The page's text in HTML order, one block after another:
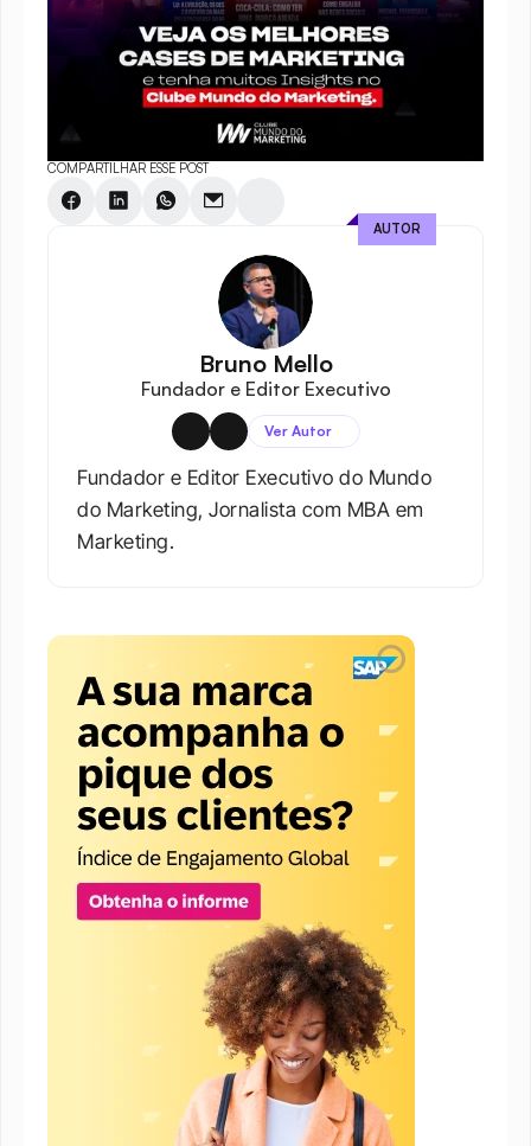
COMPARTILHAR ESSE POST
Bruno Mello
Fundador e Editor Executivo
Ver Autor
Fundador e Editor Executivo do Mundo
do Marketing, Jornalista com MBA em
Marketing.
AUTOR